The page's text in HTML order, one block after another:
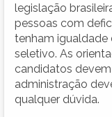
legislação
pessoas com
tenham igualdade
seletivo. As
candidatos
administração
qualquer dúvida.